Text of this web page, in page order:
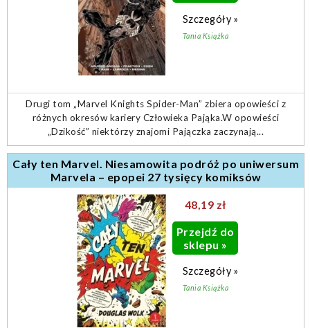
Szczegóły »
Tania Książka
Drugi tom „Marvel Knights Spider-Man” zbiera opowieści z
różnych okresów kariery Człowieka Pająka.W opowieści
„Dzikość” niektórzy znajomi Pajączka zaczynają...
Cały ten Marvel. Niesamowita podróż po uniwersum
Marvela – epopei 27 tysięcy komiksów
48,19 zł
Przejdź do
sklepu »
Szczegóły »
Tania Książka